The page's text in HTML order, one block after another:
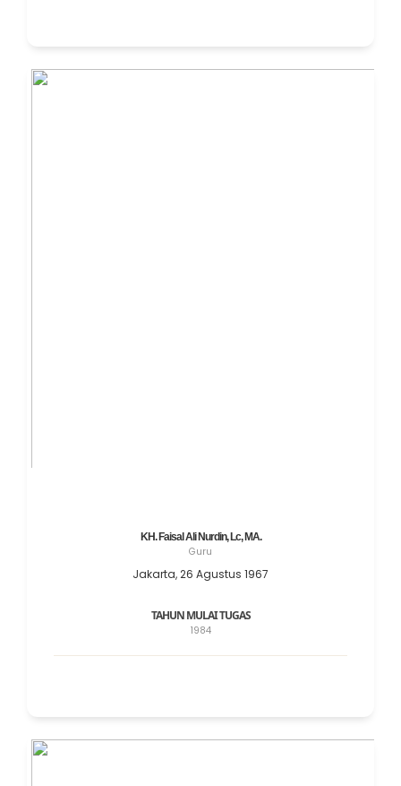
KH. Faisal Ali Nurdin, Lc, MA.
Guru
Jakarta, 26 Agustus 1967
TAHUN MULAI TUGAS
1984